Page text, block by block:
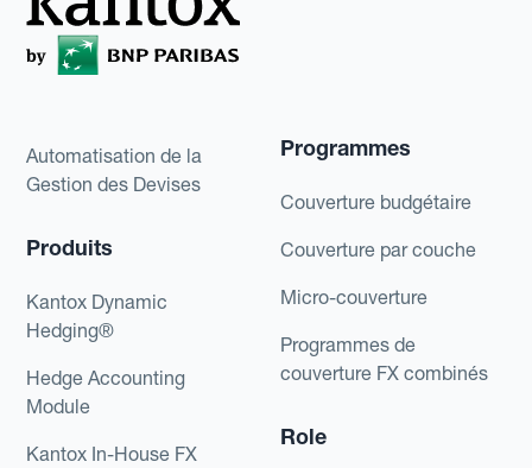
Automatisation de la
Gestion des Devises
Produits
Kantox Dynamic
Hedging®
Hedge Accounting
Module
Kantox In-House FX
Programmes
Couverture budgétaire
Couverture par couche
Micro-couverture
Programmes de
couverture FX combinés
Role